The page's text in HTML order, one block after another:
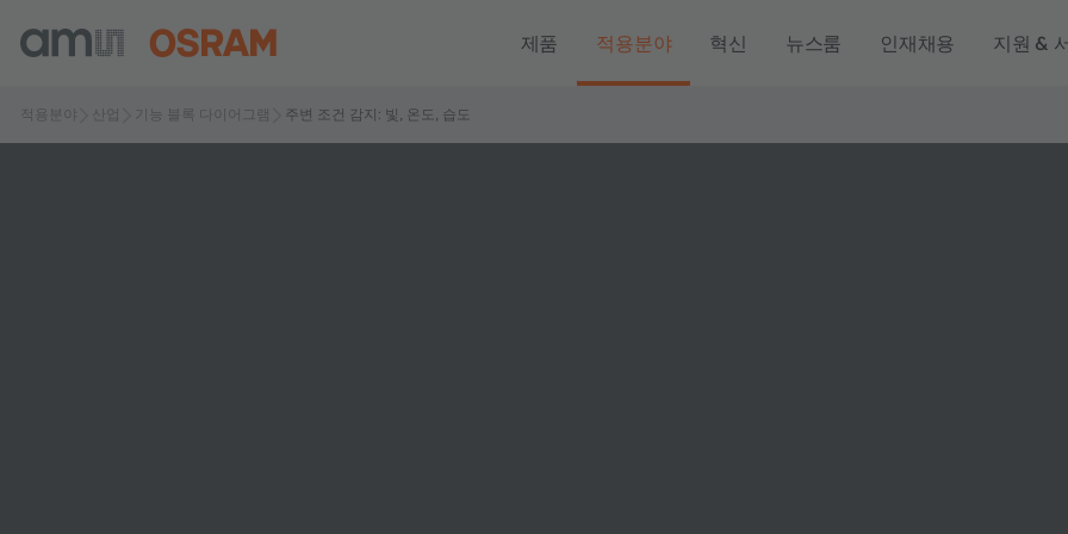
제품 적용분야 혁신 뉴스룸 인재채용 지원 &
적용분야 산업 기능 블록 다이어그램 주변 조건 감지: 빛, 온도, 습도